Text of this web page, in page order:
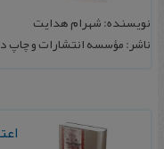
نویسنده: شهرام هدایت
ناشر: مؤسسه انتشارات و چاپ